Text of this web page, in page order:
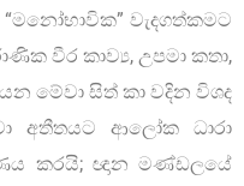
වැදගත්කමට
වීර කාව්‍ය, උපමා කතා,
මේවා සිත් කා වදින විශද
අතීතයට ආලෝක ධාරා
කරයි; ඥාන මණ්ඩලයේ